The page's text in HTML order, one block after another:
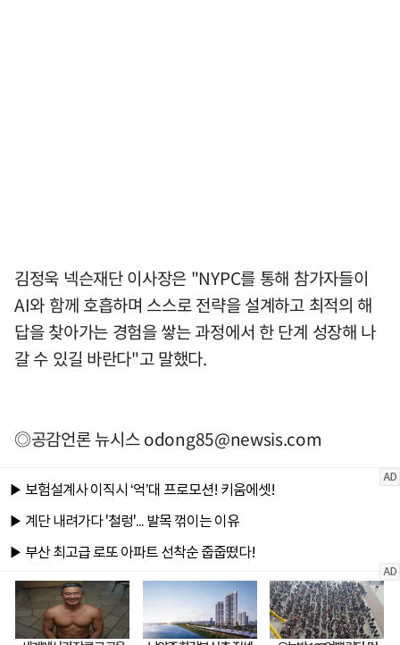
김정욱 넥슨재단 이사장은 "NYPC를 통해 참가자들이
AI와 함께 호흡하며 스스로 전략을 설계하고 최적의 해
답을 찾아가는 경험을 쌓는 과정에서 한 단계 성장해 나
갈 수 있길 바란다"고 말했다.
◎공감언론 뉴시스odong85@newsis.com